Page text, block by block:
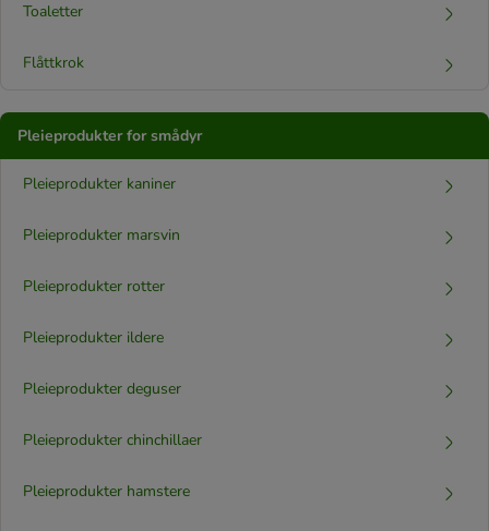
Toaletter
Flåttkrok
Pleieprodukter for smådyr
Pleieprodukter kaniner
Pleieprodukter marsvin
Pleieprodukter rotter
Pleieprodukter ildere
Pleieprodukter deguser
Pleieprodukter chinchillaer
Pleieprodukter hamstere